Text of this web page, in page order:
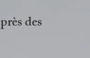
des